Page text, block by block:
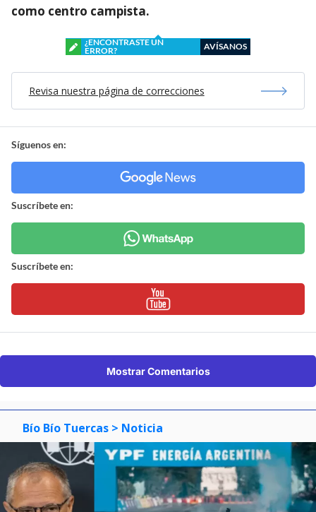
como centro campista.
¿ENCONTRASTE UN
ERROR?
AVÍSANOS
Revisa nuestra página de correcciones
Síguenos en:
Suscríbete en:
Suscríbete en:
Mostrar Comentarios
Bío Bío Tuercas > Noticia